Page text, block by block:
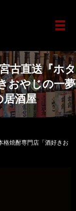
メ
古直送『ホタ
おやじの一夢
居酒屋
格焼酎専門店「酒好きお